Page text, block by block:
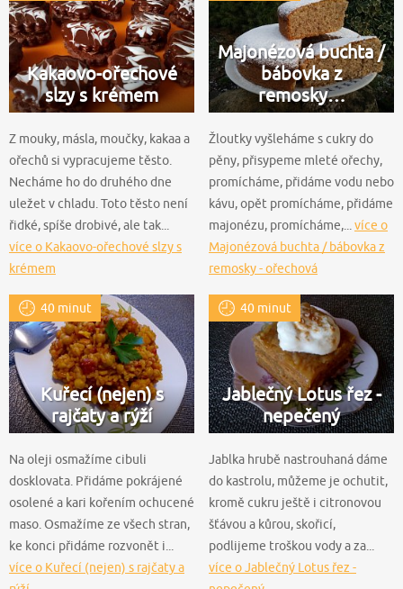
Kakaovo-ořechové
slzy s krémem
Z mouky, másla, moučky, kakaa a
ořechů si vypracujeme těsto.
Necháme ho do druhého dne
uležet v chladu. Toto těsto není
řidké, spíše drobivé, ale tak...
více o Kakaovo-ořechové slzy s
krémem
Majonézová buchta /
bábovka z
remosky…
Žloutky vyšleháme s cukry do
pěny, přisypeme mleté ořechy,
promícháme, přidáme vodu nebo
kávu, opět promícháme, přidáme
majonézu, promícháme,... více o
Majonézová buchta / bábovka z
remosky - ořechová
40 minut
Kuřecí (nejen) s
rajčaty a rýží
Na oleji osmažíme cibuli
dosklovata. Přidáme pokrájené
osolené a kari kořením ochucené
maso. Osmažíme ze všech stran,
ke konci přidáme rozvonět i...
více o Kuřecí (nejen) s rajčaty a
40 minut
Jablečný Lotus řez -
nepečený
Jablka hrubě nastrouhaná dáme
do kastrolu, můžeme je ochutit,
kromě cukru ještě i citronovou
šťávou a kůrou, skořicí,
podlijeme troškou vody a za...
více o Jablečný Lotus řez -